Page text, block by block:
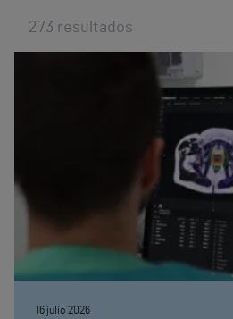
273 resultados
16 julio 2026